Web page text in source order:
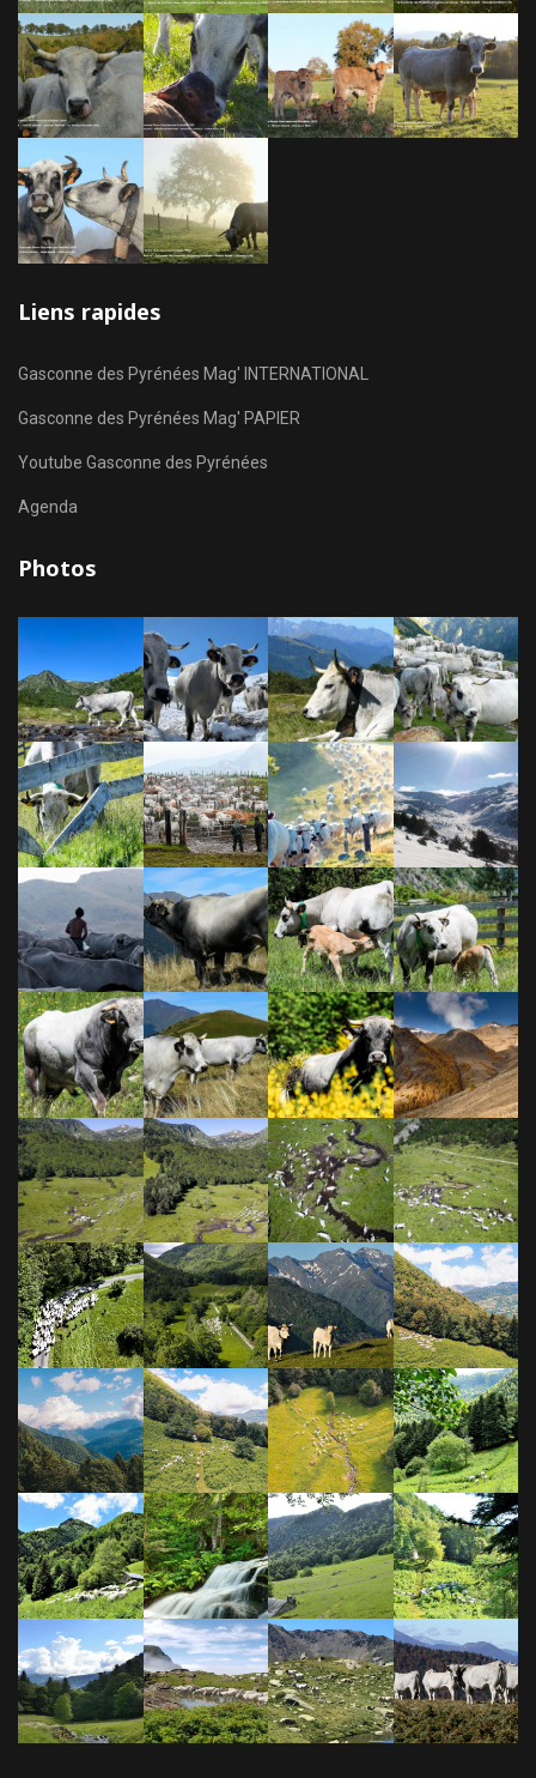
Liens rapides
Gasconne des Pyrénées Mag' INTERNATIONAL
Gasconne des Pyrénées Mag' PAPIER
Youtube Gasconne des Pyrénées
Agenda
Photos